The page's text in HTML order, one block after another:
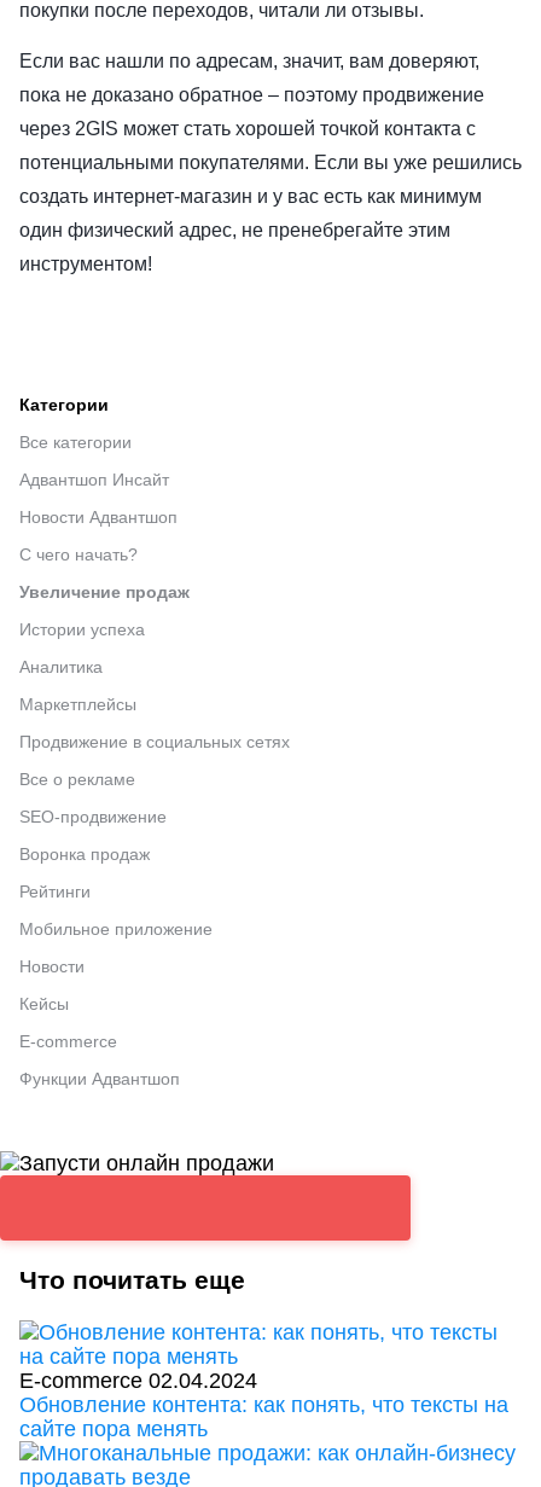
Категории
Все категории
Адвантшоп Инсайт
Новости Адвантшоп
С чего начать?
Увеличение продаж
Истории успеха
Аналитика
Маркетплейсы
Продвижение в социальных сетях
Все о рекламе
SEO-продвижение
Воронка продаж
Рейтинги
Мобильное приложение
Новости
Кейсы
E-commerce
Функции Адвантшоп
покупки после переходов, читали ли отзывы.
Если вас нашли по адресам, значит, вам доверяют,
пока не доказано обратное – поэтому продвижение
через 2GIS может стать хорошей точкой контакта с
потенциальными покупателями. Если вы уже решились
создать интернет-магазин и у вас есть как минимум
один физический адрес, не пренебрегайте этим
инструментом!
Что почитать еще
E-commerce 02.04.2024
Обновление контента: как понять, что тексты на
сайте пора менять